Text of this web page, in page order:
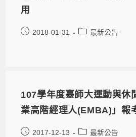
用
2018-01-31 最新公告
107學年度臺師大運動與休
業高階經理人(EMBA)」報
2017-12-13 最新公告